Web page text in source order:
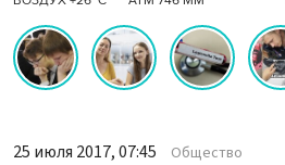
25 июля 2017, 07:45 Общество